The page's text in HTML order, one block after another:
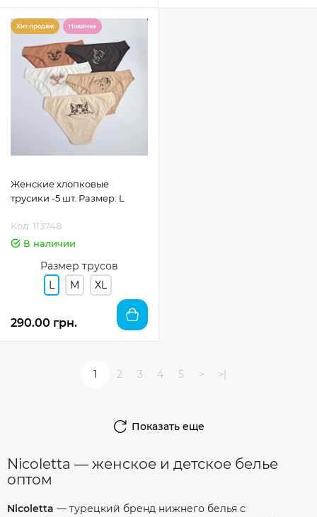
Хит продаж Новинка
Женские хлопковые
трусики -5 шт. Размер: L
Код: 113748
В наличии
Размер трусов
L
M XL
290.00 грн.
Показать еще
1 2 3 4 5 > >|
Nicoletta — женское и детское белье
оптом
Nicoletta — турецкий бренд нижнего белья с